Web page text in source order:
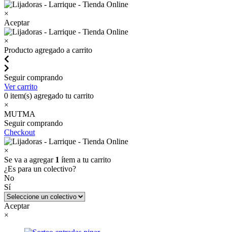
×
Aceptar
×
Producto agregado a carrito
Seguir comprando
Ver carrito
0 item(s) agregado tu carrito
×
MUTMA
Seguir comprando
Checkout
×
Se va a agregar 1 ítem a tu carrito
¿Es para un colectivo?
No
Sí
Aceptar
×